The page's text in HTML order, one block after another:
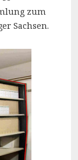
zum
Sachsen.